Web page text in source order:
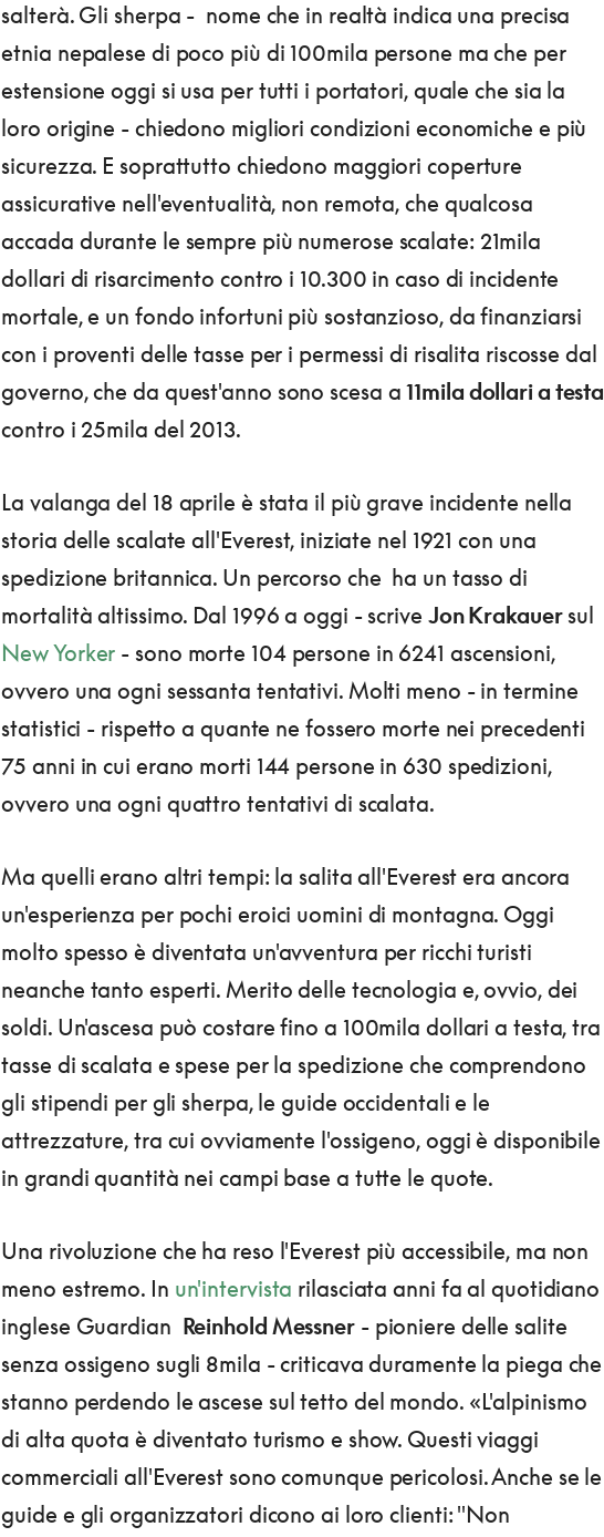
salterà. Gli sherpa - nome che in realtà indica una precisa
etnia nepalese di poco più di 100mila persone ma che per
estensione oggi si usa per tutti i portatori, quale che sia la
loro origine - chiedono migliori condizioni economiche e più
sicurezza. E soprattutto chiedono maggiori coperture
assicurative nell'eventualità, non remota, che qualcosa
accada durante le sempre più numerose scalate: 21mila
dollari di risarcimento contro i 10.300 in caso di incidente
mortale, e un fondo infortuni più sostanzioso, da finanziarsi
con i proventi delle tasse per i permessi di risalita riscosse dal
governo, che da quest'anno sono scesa a11mila dollari a testa
contro i 25mila del 2013.
La valanga del 18 aprile è stata il più grave incidente nella
storia delle scalate all'Everest, iniziate nel 1921 con una
spedizione britannica. Un percorso che ha un tasso di
mortalità altissimo. Dal 1996 a oggi - scrive Jon Krakauersul
New Yorker - sono morte 104 persone in 6241 ascensioni,
ovvero una ogni sessanta tentativi. Molti meno - in termine
statistici - rispetto a quante ne fossero morte nei precedenti
75 anni in cui erano morti 144 persone in 630 spedizioni,
ovvero una ogni quattro tentativi di scalata.
Ma quelli erano altri tempi: la salita all'Everest era ancora
un'esperienza per pochi eroici uomini di montagna. Oggi
molto spesso è diventata un'avventura per ricchi turisti
neanche tanto esperti. Merito delle tecnologia e, ovvio, dei
soldi. Un'ascesa può costare fino a 100mila dollari a testa, tra
tasse di scalata e spese per la spedizione che comprendono
gli stipendi per gli sherpa, le guide occidentali e le
attrezzature, tra cui ovviamente l'ossigeno, oggi è disponibile
in grandi quantità nei campi base a tutte le quote.
Una rivoluzione che ha reso l'Everest più accessibile, ma non
meno estremo. In un'intervista rilasciata anni fa al quotidiano
inglese Guardian Reinhold Messner- pioniere delle salite
senza ossigeno sugli 8mila - criticava duramente la piega che
stanno perdendo le ascese sul tetto del mondo. «L'alpinismo
di alta quota è diventato turismo e show. Questi viaggi
commerciali all'Everest sono comunque pericolosi. Anche se le
guide e gli organizzatori dicono ai loro clienti: "Non